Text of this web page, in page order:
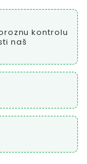
kontrolu
naš